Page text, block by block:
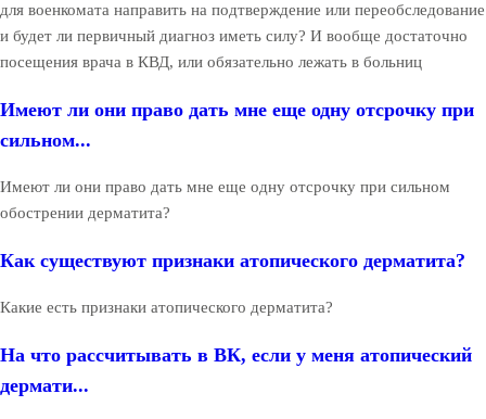
для военкомата направить на подтверждение или переобследование
и будет ли первичный диагноз иметь силу? И вообще достаточно
посещения врача в КВД, или обязательно лежать в больниц
Имеют ли они право дать мне еще одну отсрочку при
сильном...
Имеют ли они право дать мне еще одну отсрочку при сильном
обострении дерматита?
Как существуют признаки атопического дерматита?
Какие есть признаки атопического дерматита?
На что рассчитывать в ВК, если у меня атопический
дермати...